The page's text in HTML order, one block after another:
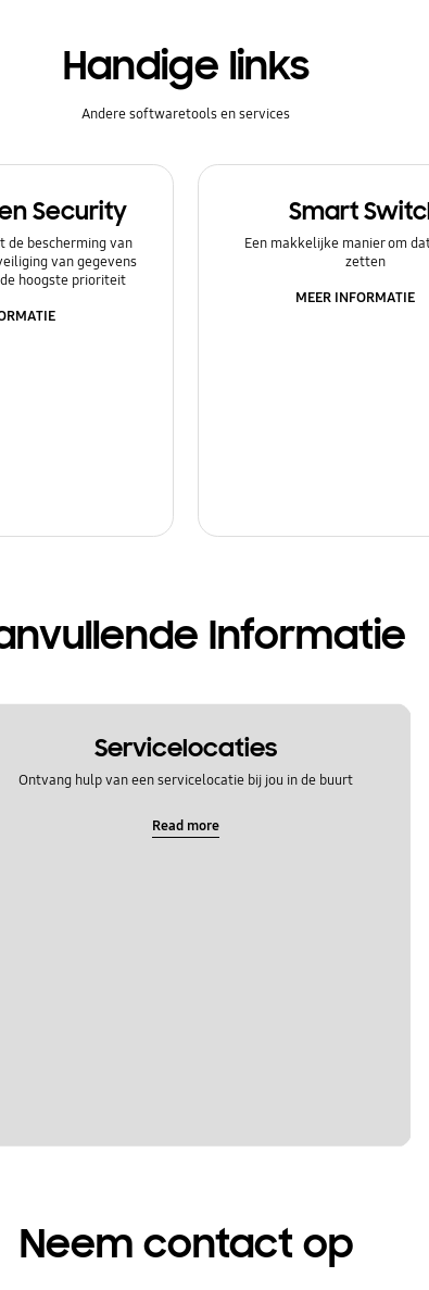
Handige links
Andere softwaretools en services
Security
de bescherming van
van gegevens
hoogste prioriteit
Smart
Een makkelijke manier om
zetten
MEER INFORMATIE
Informatie
Servicelocaties
Ontvang hulp van een servicelocatie bij jou in de buurt
Read more
Neem contact op